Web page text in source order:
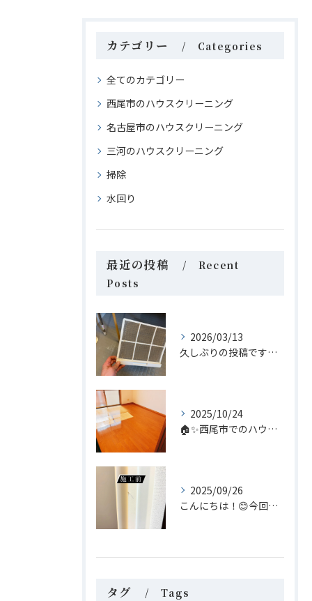
カテゴリー Categories
全てのカテゴリー
西尾市のハウスクリーニング
名古屋市のハウスクリーニング
三河のハウスクリーニング
掃除
水回り
最近の投稿
Recent
Posts
2026/03/13
久しぶりの投稿です😊 今回は家庭内のちょっとしたヒーロー、浴...
2025/10/24
🏠✨西尾市でのハウスクリーニングなら、私たち「あらいぐま」に...
2025/09/26
こんにちは！😊今回はリペア補修についてのご案内です。
タグ Tags